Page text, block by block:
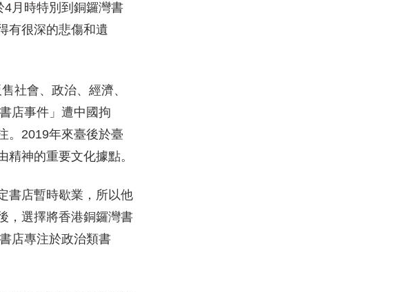
月時特別到銅鑼灣書
有很深的悲傷和遺
社會、政治、經濟、
店事件」遭中國拘
。2019年來臺後於臺
神的重要文化據點。
書店暫時歇業，所以他
，選擇將香港銅鑼灣書
店專注於政治類書